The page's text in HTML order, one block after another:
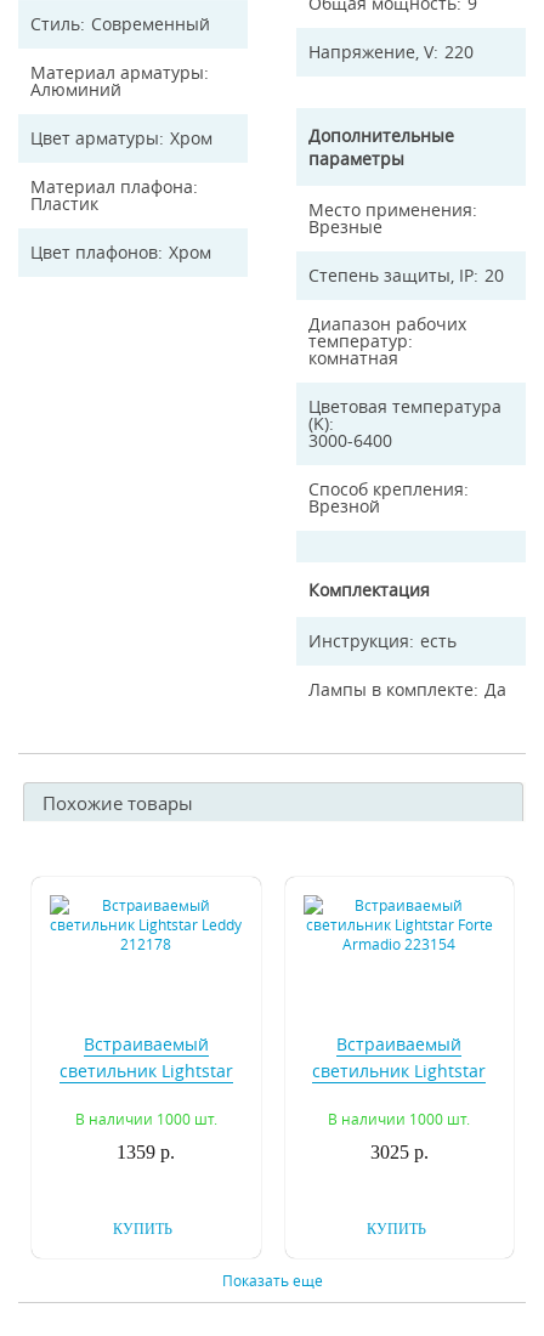
Стиль Современный
Материал арматуры
Алюминий
Цвет арматуры Хром
Материал плафона
Пластик
Цвет плафонов Хром
Напряжение, V 220
Дополнительные
параметры
Место применения
Врезные
Степень защиты, IP 20
Диапазон рабочих
температур
комнатная
Цветовая температура
(K)
3000-6400
Способ крепления
Врезной
Комплектация
Инструкция есть
Лампы в комплекте Да
Похожие товары
Встраиваемый
светильник Lightstar
В наличии 1000 шт.
1359 р.
КУПИТЬ
Встраиваемый
светильник Lightstar
В наличии 1000 шт.
3025 р.
КУПИТЬ
Показать еще